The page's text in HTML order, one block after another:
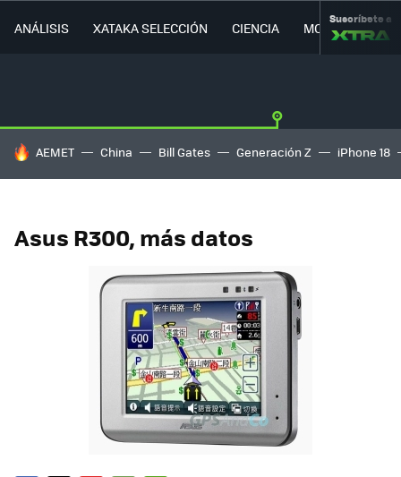
ANÁLISIS XATAKA SELECCIÓN CIENCIA MOVILIDAD
Suscríbete a
HOY SE HABLA DE
AEMET China Bill Gates Generación Z iPhone 18
Asus R300, más datos